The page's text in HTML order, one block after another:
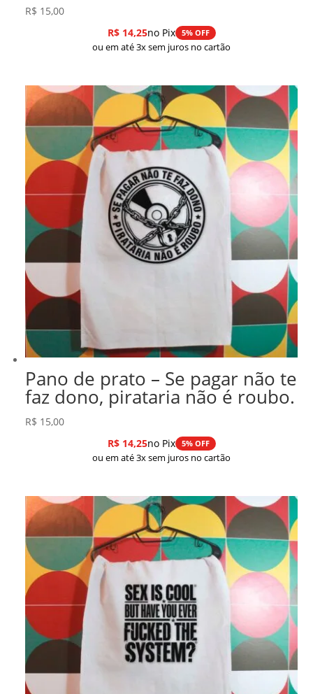
R$ 15,00
R$14,25no Pix 5% OFF
ou em até 3x sem juros no cartão
Pano de prato – Se pagar não te
faz dono, pirataria não é roubo.
R$ 15,00
R$14,25no Pix 5% OFF
ou em até 3x sem juros no cartão